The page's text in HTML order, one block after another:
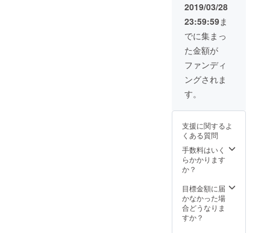
2019/03/28
23:59:59ま
でに集まっ
た金額が
ファンディ
ングされま
す。
支援に関するよ
くある質問
手数料はいく
らかかります
か？
目標金額に届
かなかった場
合どうなりま
すか？